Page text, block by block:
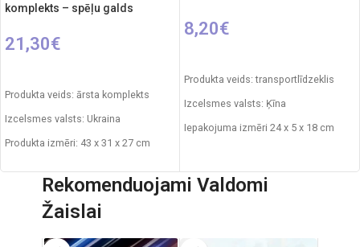
komplekts – spēļu galds
21,30€
Produkta veids: ārsta komplekts
Izcelsmes valsts: Ukraina
Produkta izmēri: 43 x 31 x 27 cm
Produkta materiāls: plastmasa
Ieteicamais vecums: no 3 gadiem.
8,20€
Produkta veids: transportlīdzeklis
Izcelsmes valsts: Ķīna
Iepakojuma izmēri 24 x 5 x 18 cm
Produkta materiāls: plastmasa
Rekomenduojami Valdomi
Žaislai